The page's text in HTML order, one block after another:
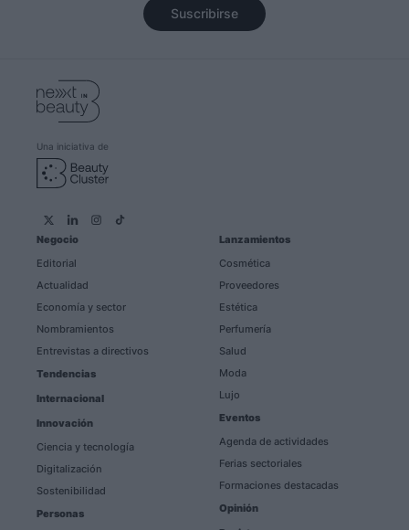
Suscribirse
Una iniciativa de
Negocio
Editorial
Actualidad
Economía y sector
Nombramientos
Entrevistas a directivos
Tendencias
Internacional
Innovación
Ciencia y tecnología
Digitalización
Sostenibilidad
Personas
Lanzamientos
Cosmética
Proveedores
Estética
Perfumería
Salud
Moda
Lujo
Eventos
Agenda de actividades
Ferias sectoriales
Formaciones destacadas
Opinión